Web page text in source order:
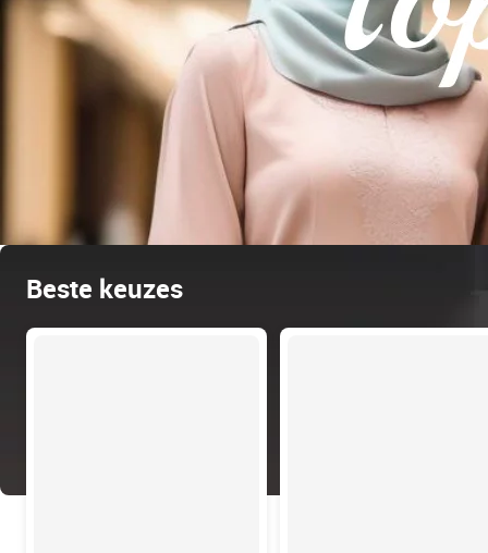
Beste keuzes